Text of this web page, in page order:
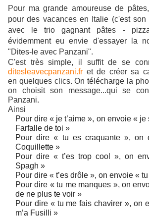
Pour ma grande amoureuse de
pour des vacances en Italie (c'est
avec le trio gagnant pâtes -
évidemment eu envie d'essayer la
"Dites-le avec Panzani".
C'est très simple, il suffit de se
ditesleavecpanzani.fr et de créer sa
en quelques clics. On télécharge la
on choisit son message...qui se
Panzani.
Ainsi
Pour dire « je t’aime », on envoie «
Farfalle de toi »
Pour dire « tu es craquante », on
Coquillette »
Pour dire « t’es trop cool », on
Spagh »
Pour dire « t’es drôle », on envoie «
Pour dire « tu me manques », on
de ne plus te voir »
Pour dire « tu me fais chavirer », on
m’a Fusilli »